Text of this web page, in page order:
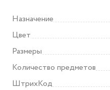
Назначение
Цвет
Размеры
Количество предметов
ШтрихКод